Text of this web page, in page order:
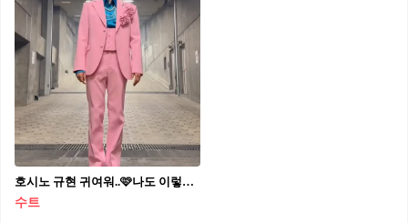
호시노 규현 귀여워..🩷나도 이렇게 열심히 살아야지 반응 속출🔥
수트